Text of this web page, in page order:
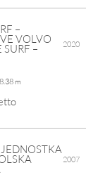
–
VOLVO
SURF – 2020
8.38 m
2007